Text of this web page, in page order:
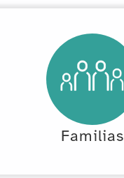
Familias